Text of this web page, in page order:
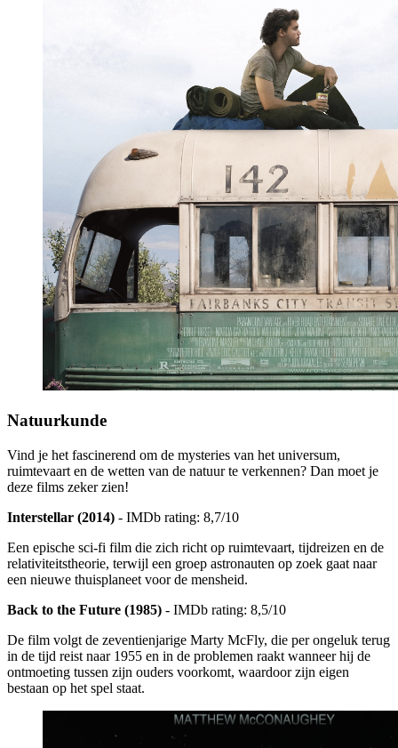
Natuurkunde
Vind je het fascinerend om de mysteries van het universum,
ruimtevaart en de wetten van de natuur te verkennen? Dan moet je
deze films zeker zien!
Interstellar (2014) - IMDb rating: 8,7/10
Een epische sci-fi film die zich richt op ruimtevaart, tijdreizen en de
relativiteitstheorie, terwijl een groep astronauten op zoek gaat naar
een nieuwe thuisplaneet voor de mensheid.
Back to the Future (1985) - IMDb rating: 8,5/10
De film volgt de zeventienjarige Marty McFly, die per ongeluk terug
in de tijd reist naar 1955 en in de problemen raakt wanneer hij de
ontmoeting tussen zijn ouders voorkomt, waardoor zijn eigen
bestaan op het spel staat.